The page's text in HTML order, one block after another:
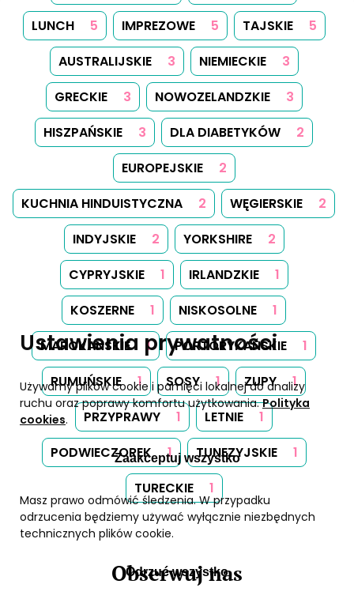
LUNCH
5 IMPREZOWE 5 TAJSKIE
5
AUSTRALIJSKIE
3 NIEMIECKIE
3
GRECKIE
3 NOWOZELANDZKIE
3
HISZPAŃSKIE
3 DLA DIABETYKÓW
2
EUROPEJSKIE
2
KUCHNIA HINDUISTYCZNA
2 WĘGIERSKIE
2
INDYJSKIE
2 YORKSHIRE
2
CYPRYJSKIE
1 IRLANDZKIE
1
KOSZERNE
1 NISKOSOLNE
1
MAROKAŃSKIE
1 PORTORYKAŃSKIE
1
RUMUŃSKIE
1 SOSY 1 ZUPY
1
PRZYPRAWY
1 LETNIE
1
PODWIECZOREK
1 TUNEZYJSKIE
1
TURECKIE
1
Obserwuj nas
Ustawienia prywatności
Używamy plików cookie i pamięci lokalnej do analizy
ruchu oraz poprawy komfortu użytkowania.Polityka
cookies.
Zaakceptuj wszystko
Masz prawo odmówić śledzenia. W przypadku
odrzucenia będziemy używać wyłącznie niezbędnych
technicznych plików cookie.
Odrzuć wszystko